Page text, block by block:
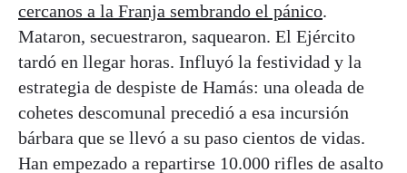
cercanos a la Franja sembrando el pánico.
Mataron, secuestraron, saquearon. El Ejército
tardó en llegar horas. Influyó la festividad y la
estrategia de despiste de Hamás: una oleada de
cohetes descomunal precedió a esa incursión
bárbara que se llevó a su paso cientos de vidas.
Han empezado a repartirse 10.000 rifles de asalto